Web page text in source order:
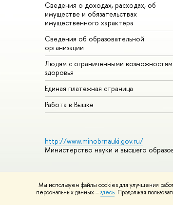
Мы используем файлы cookies для улучшения
персональных данных –здесь. Продолжая
Сведения о доходах, расходах, об
имуществе и обязательствах
имущественного характера
Сведения об образовательной
организации
Людям с ограниченными
здоровья
Единая платежная страница
Работа в Вышке
http://www.minobrnauki.gov.ru/
Министерство науки и высшего
© НИУ ВШЭ 1993–2026 Адреса и контакты
Шрифты HSE Sans и HSE Slab разработаны в